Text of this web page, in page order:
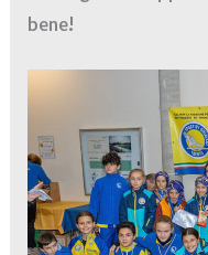
bene!